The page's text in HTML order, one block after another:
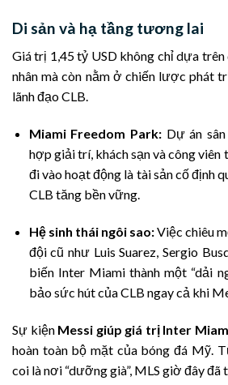
Di sản và hạ tầng tương lai
Giá trị 1,45 tỷ USD không chỉ dựa
nhân mà còn nằm ở chiến lược phát
lãnh đạo CLB.
Miami Freedom Park: Dự án
hợp giải trí, khách sạn và công viên
đi vào hoạt động là tài sản cố định
CLB tăng bền vững.
Hệ sinh thái ngôi sao:Việc chiêu
đội cũ như Luis Suarez, Sergio
biến Inter Miami thành một “dải
bảo sức hút của CLB ngay cả khi
Sự kiện Messi giúp giá trị Inter
hoàn toàn bộ mặt của bóng đá Mỹ.
coi là nơi “dưỡng già”, MLS giờ đây